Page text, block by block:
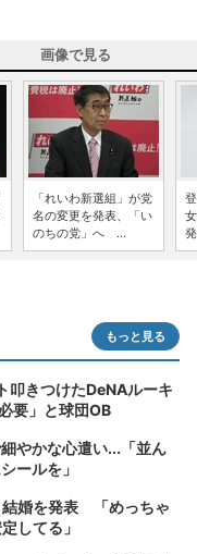
画像で見る
「れいわ新選組」が党
名の変更を発表、「い
のちの党」へ ...
もっと見る
叩きつけたDeNAルーキ
要」と球団OB
やかな心遣い...「並ん
ールを」
婚を発表 「めっちゃ
してる」